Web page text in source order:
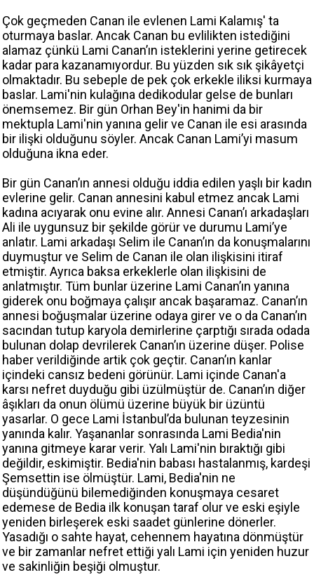
Çok geçmeden Canan ile evlenen Lami Kalamış' ta
oturmaya baslar. Ancak Canan bu evlilikten istediğini
alamaz çünkü Lami Canan’ın isteklerini yerine getirecek
kadar para kazanamıyordur. Bu yüzden sık sık şikâyetçi
olmaktadır. Bu sebeple de pek çok erkekle iliksi kurmaya
baslar. Lami'nin kulağına dedikodular gelse de bunları
önemsemez. Bir gün Orhan Bey'in hanimi da bir
mektupla Lami'nin yanına gelir ve Canan ile esi arasında
bir ilişki olduğunu söyler. Ancak Canan Lami’yi masum
olduğuna ikna eder.
Bir gün Canan’ın annesi olduğu iddia edilen yaşlı bir kadın
evlerine gelir. Canan annesini kabul etmez ancak Lami
kadına acıyarak onu evine alır. Annesi Canan’ı arkadaşları
Ali ile uygunsuz bir şekilde görür ve durumu Lami’ye
anlatır. Lami arkadaşı Selim ile Canan’ın da konuşmalarını
duymuştur ve Selim de Canan ile olan ilişkisini itiraf
etmiştir. Ayrıca baksa erkeklerle olan ilişkisini de
anlatmıştır. Tüm bunlar üzerine Lami Canan’ın yanına
giderek onu boğmaya çalışır ancak başaramaz. Canan’ın
annesi boğuşmalar üzerine odaya girer ve o da Canan’ın
sacından tutup karyola demirlerine çarptığı sırada odada
bulunan dolap devrilerek Canan’ın üzerine düşer. Polise
haber verildiğinde artik çok geçtir. Canan’ın kanlar
içindeki cansız bedeni görünür. Lami içinde Canan'a
karsı nefret duyduğu gibi üzülmüştür de. Canan’ın diğer
âşıkları da onun ölümü üzerine büyük bir üzüntü
yasarlar. O gece Lami İstanbul’da bulunan teyzesinin
yanında kalır. Yaşananlar sonrasında Lami Bedia'nin
yanına gitmeye karar verir. Yalı Lami'nin bıraktığı gibi
değildir, eskimiştir. Bedia'nin babası hastalanmış, kardeşi
Şemsettin ise ölmüştür. Lami, Bedia'nin ne
düşündüğünü bilemediğinden konuşmaya cesaret
edemese de Bedia ilk konuşan taraf olur ve eski eşiyle
yeniden birleşerek eski saadet günlerine dönerler.
Yasadığı o sahte hayat, cehennem hayatına dönmüştür
ve bir zamanlar nefret ettiği yalı Lami için yeniden huzur
ve sakinliğin beşiği olmuştur.